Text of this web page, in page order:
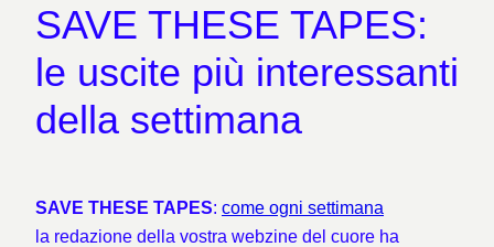
SAVE THESE TAPES:
le uscite più interessanti
della settimana
SAVE THESE TAPES: come ogni settimana
la redazione della vostra webzine del cuore ha